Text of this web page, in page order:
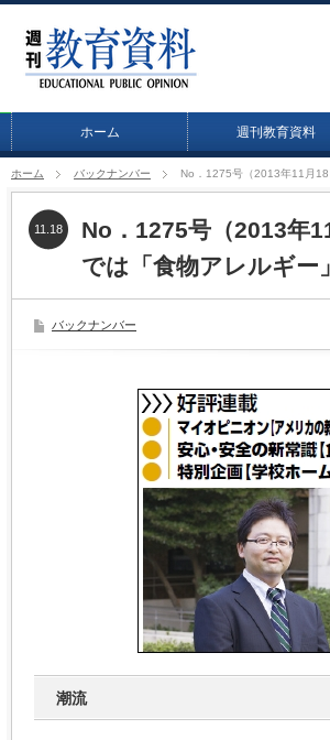
ホーム 週刊教育資料
ホーム バックナンバー No．1275号（2013年11月
No．1275号（2013年
では「食物アレルギー
11.18
バックナンバー
潮流